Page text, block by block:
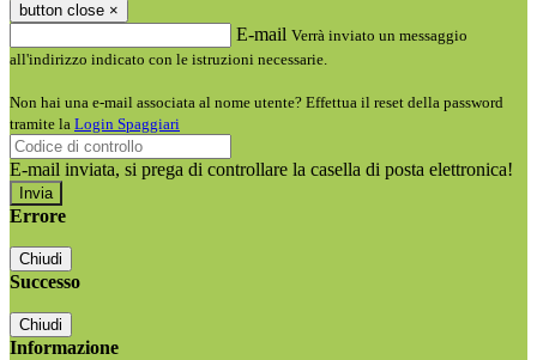
button close ×
E-mail Verrà inviato un messaggio
all'indirizzo indicato con le istruzioni necessarie.
Non hai una e-mail associata al nome utente? Effettua il reset della password
tramite la Login Spaggiari
E-mail inviata, si prega di controllare la casella di posta elettronica!
Errore
Chiudi
Successo
Chiudi
Informazione